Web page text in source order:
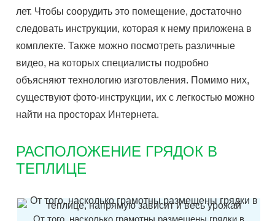
лет. Чтобы соорудить это помещение, достаточно
следовать инструкции, которая к нему приложена в
комплекте. Также можно посмотреть различные
видео, на которых специалисты подробно
объясняют технологию изготовления. Помимо них,
существуют фото-инструкции, их с легкостью можно
найти на просторах Интернета.
РАСПОЛОЖЕНИЕ ГРЯДОК В
ТЕПЛИЦЕ